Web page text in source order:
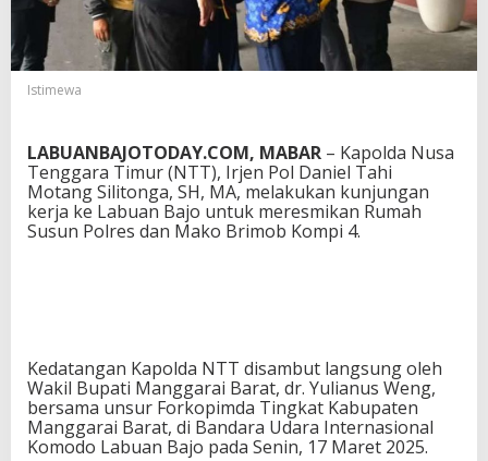
a
a
n
K
a
p
o
l
d
Istimewa
LABUANBAJOTODAY.COM, MABAR – Kapolda Nusa
Tenggara Timur (NTT), Irjen Pol Daniel Tahi
Motang Silitonga, SH, MA, melakukan kunjungan
kerja ke Labuan Bajo untuk meresmikan Rumah
Susun Polres dan Mako Brimob Kompi 4.
Kedatangan Kapolda NTT disambut langsung oleh
Wakil Bupati Manggarai Barat, dr. Yulianus Weng,
bersama unsur Forkopimda Tingkat Kabupaten
Manggarai Barat, di Bandara Udara Internasional
Komodo Labuan Bajo pada Senin, 17 Maret 2025.